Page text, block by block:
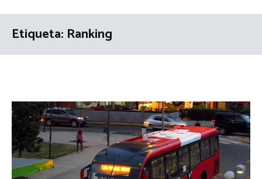
Etiqueta: Ranking